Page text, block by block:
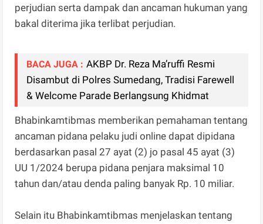
perjudian serta dampak dan ancaman hukuman yang
bakal diterima jika terlibat perjudian.
BACA JUGA : AKBP Dr. Reza Ma’ruffi Resmi
Disambut di Polres Sumedang, Tradisi Farewell
& Welcome Parade Berlangsung Khidmat
Bhabinkamtibmas memberikan pemahaman tentang
ancaman pidana pelaku judi online dapat dipidana
berdasarkan pasal 27 ayat (2) jo pasal 45 ayat (3)
UU 1/2024 berupa pidana penjara maksimal 10
tahun dan/atau denda paling banyak Rp. 10 miliar.
Selain itu Bhabinkamtibmas menjelaskan tentang